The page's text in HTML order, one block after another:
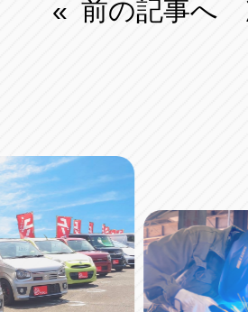
« 前の記事へ